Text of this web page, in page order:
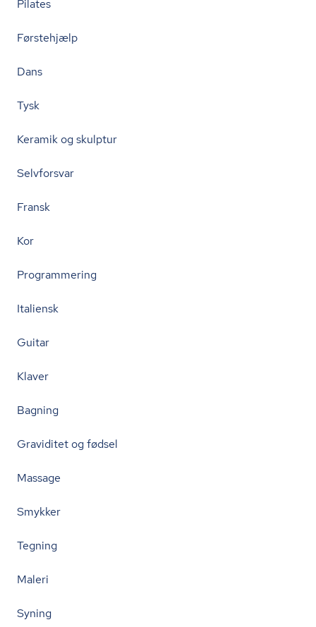
Pilates
Førstehjælp
Dans
Tysk
Keramik og skulptur
Selvforsvar
Fransk
Kor
Programmering
Italiensk
Guitar
Klaver
Bagning
Graviditet og fødsel
Massage
Smykker
Tegning
Maleri
Syning